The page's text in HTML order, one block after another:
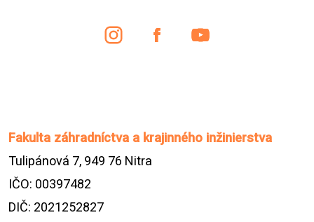
Fakulta záhradníctva a krajinného inžinierstva
Tulipánová 7, 949 76 Nitra
IČO: 00397482
DIČ: 2021252827